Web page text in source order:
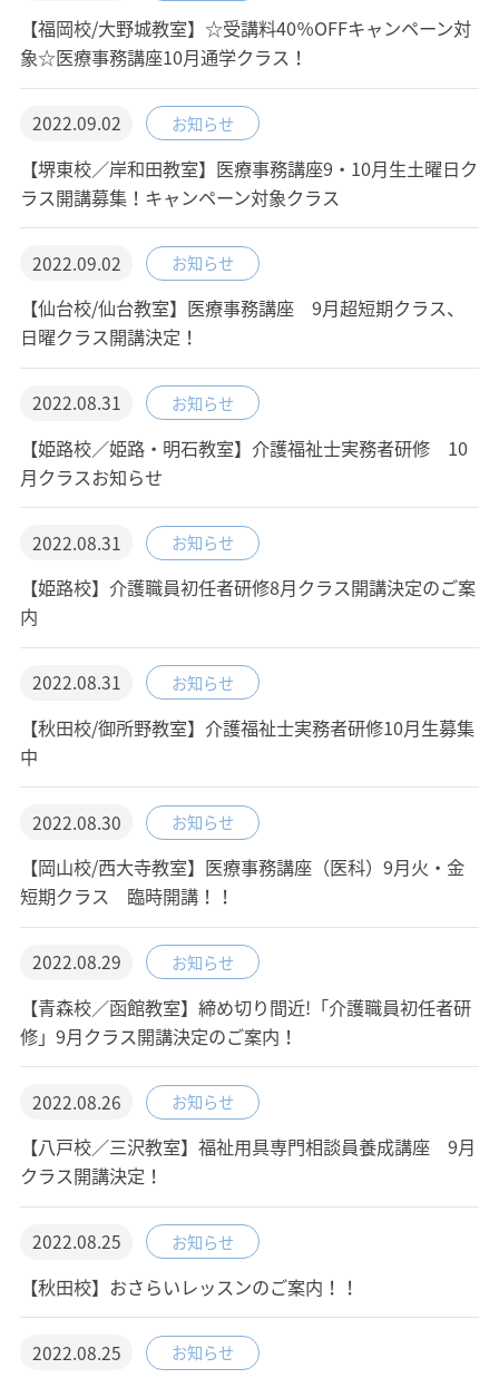
【福岡校/大野城教室】☆受講料40％OFFキャンペーン対
象☆医療事務講座10月通学クラス！
2022.09.02 お知らせ
【堺東校／岸和田教室】医療事務講座9・10月生土曜日ク
ラス開講募集！キャンペーン対象クラス
2022.09.02 お知らせ
【仙台校/仙台教室】医療事務講座 9月超短期クラス、
日曜クラス開講決定！
2022.08.31 お知らせ
【姫路校／姫路・明石教室】介護福祉士実務者研修 10
月クラスお知らせ
2022.08.31 お知らせ
【姫路校】介護職員初任者研修8月クラス開講決定のご案
内
2022.08.31 お知らせ
【秋田校/御所野教室】介護福祉士実務者研修10月生募集
中
2022.08.30 お知らせ
【岡山校/西大寺教室】医療事務講座（医科）9月火・金
短期クラス 臨時開講！！
2022.08.29 お知らせ
【青森校／函館教室】締め切り間近!「介護職員初任者研
修」9月クラス開講決定のご案内！
2022.08.26 お知らせ
【八戸校／三沢教室】福祉用具専門相談員養成講座 9月
クラス開講決定！
2022.08.25 お知らせ
【秋田校】おさらいレッスンのご案内！！
2022.08.25 お知らせ